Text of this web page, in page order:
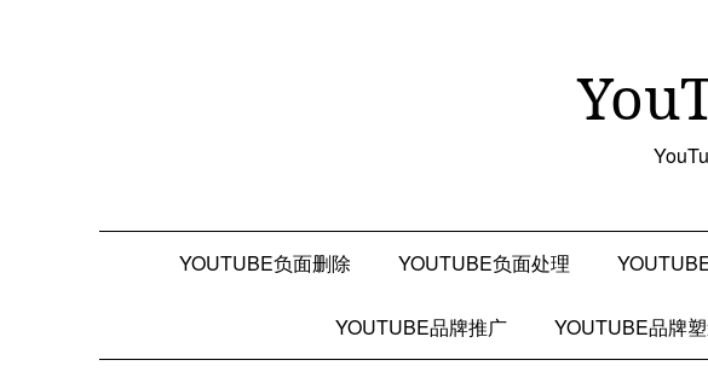
YOUTUBE负面删除 YOUTUBE负面处理
YOUTUBE品牌推广 YOUTUBE品牌